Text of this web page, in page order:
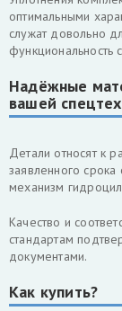
оптимальными
служат довольно
функциональность
Надёжные
вашей
Детали относят к
заявленного
механизм
Качество и
стандартам
документами.
Как купить?